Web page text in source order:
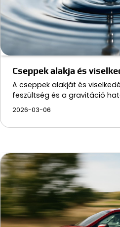
Cseppek alakja és
A cseppek alakját és
feszültség és a gravitáció
2026-03-06